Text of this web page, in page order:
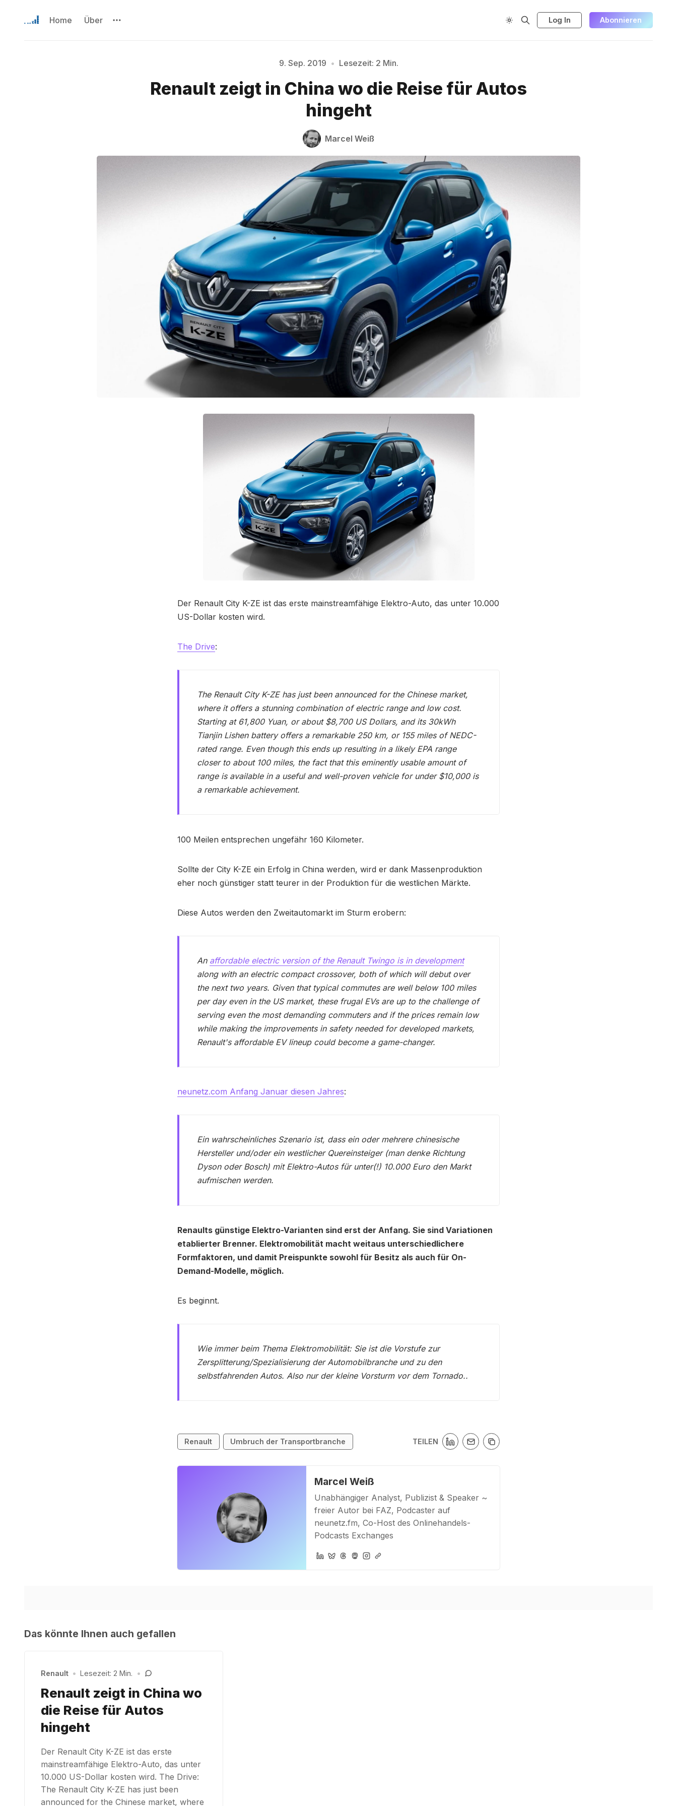
Home Über Log In Abonnieren
Bitte geben Sie mindestens 3 Zeichen ein
9. Sep. 2019 • Lesezeit: 2 Min.
Renault zeigt in China wo die Reise für Autos
hingeht
Marcel Weiß
Der Renault City K-ZE ist das erste mainstreamfähige Elektro-Auto, das unter 10.000
US-Dollar kosten wird.
The Drive:
The Renault City K-ZE has just been announced for the Chinese market,
where it offers a stunning combination of electric range and low cost.
Starting at 61,800 Yuan, or about $8,700 US Dollars, and its 30kWh
Tianjin Lishen battery offers a remarkable 250 km, or 155 miles of NEDC-
rated range. Even though this ends up resulting in a likely EPA range
closer to about 100 miles, the fact that this eminently usable amount of
range is available in a useful and well-proven vehicle for under $10,000 is
a remarkable achievement.
100 Meilen entsprechen ungefähr 160 Kilometer.
Sollte der City K-ZE ein Erfolg in China werden, wird er dank Massenproduktion
eher noch günstiger statt teurer in der Produktion für die westlichen Märkte.
Diese Autos werden den Zweitautomarkt im Sturm erobern:
An affordable electric version of the Renault Twingo is in development
along with an electric compact crossover, both of which will debut over
the next two years. Given that typical commutes are well below 100 miles
per day even in the US market, these frugal EVs are up to the challenge of
serving even the most demanding commuters and if the prices remain low
while making the improvements in safety needed for developed markets,
Renault's affordable EV lineup could become a game-changer.
neunetz.com Anfang Januar diesen Jahres:
Ein wahrscheinliches Szenario ist, dass ein oder mehrere chinesische
Hersteller und/oder ein westlicher Quereinsteiger (man denke Richtung
Dyson oder Bosch) mit Elektro-Autos für unter(!) 10.000 Euro den Markt
aufmischen werden.
Renaults günstige Elektro-Varianten sind erst der Anfang. Sie sind Variationen
etablierter Brenner. Elektromobilität macht weitaus unterschiedlichere
Formfaktoren, und damit Preispunkte sowohl für Besitz als auch für On-
Demand-Modelle, möglich.
Es beginnt.
Wie immer beim Thema Elektromobilität: Sie ist die Vorstufe zur
Zersplitterung/Spezialisierung der Automobilbranche und zu den
selbstfahrenden Autos. Also nur der kleine Vorsturm vor dem Tornado..
Renault Umbruch der Transportbranche TEILEN
Marcel Weiß
Unabhängiger Analyst, Publizist & Speaker ~
freier Autor bei FAZ, Podcaster auf
neunetz.fm, Co-Host des Onlinehandels-
Podcasts Exchanges
Das könnte Ihnen auch gefallen
Renault • Lesezeit: 2 Min. •
Renault zeigt in China wo
die Reise für Autos
hingeht
Der Renault City K-ZE ist das erste
mainstreamfähige Elektro-Auto, das unter
10.000 US-Dollar kosten wird. The Drive:
The Renault City K-ZE has just been
announced for the Chinese market, where